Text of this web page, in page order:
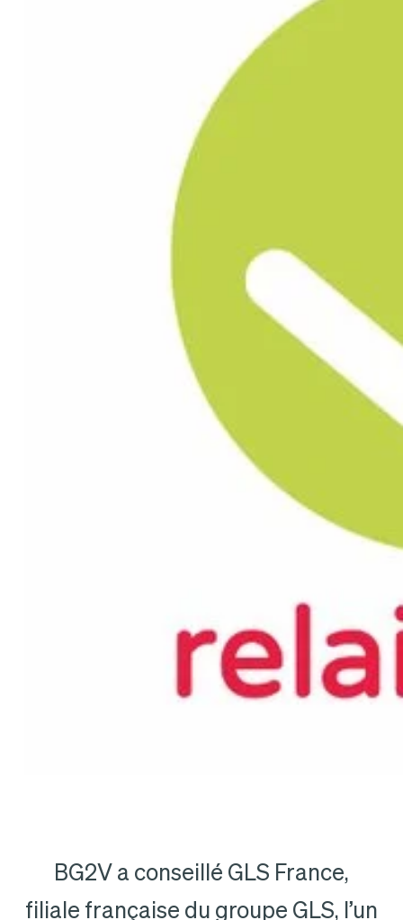
BG2V a conseillé GLS France,
filiale française du groupe GLS, l’un